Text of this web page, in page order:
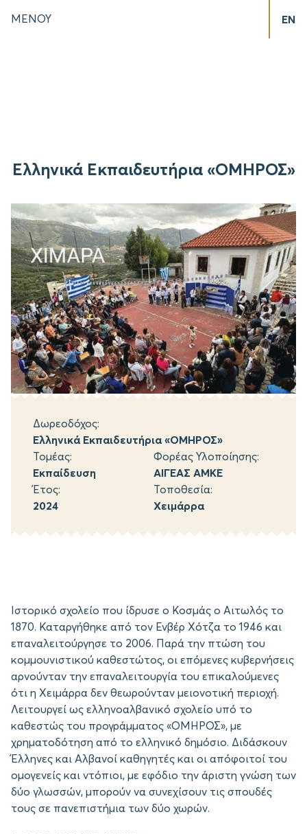
ΜΕΝΟΥ EN
Ελληνικά Εκπαιδευτήρια «ΟΜΗΡΟΣ»
Δωρεοδόχος:
Ελληνικά Εκπαιδευτήρια «ΟΜΗΡΟΣ»
Τομέας:
Εκπαίδευση
Φορέας Υλοποίησης:
ΑΙΓΕΑΣ ΑΜΚΕ
Έτος:
2024
Τοποθεσία:
Χειμάρρα
Ιστορικό σχολείο που ίδρυσε ο Κοσμάς ο Αιτωλός το
1870. Καταργήθηκε από τον Ενβέρ Χότζα το 1946 και
επαναλειτούργησε το 2006. Παρά την πτώση του
κομμουνιστικού καθεστώτος, οι επόμενες κυβερνήσεις
αρνούνταν την επαναλειτουργία του επικαλούμενες
ότι η Χειμάρρα δεν θεωρούνταν μειονοτική περιοχή.
Λειτουργεί ως ελληνοαλβανικό σχολείο υπό το
καθεστώς του προγράμματος «ΟΜΗΡΟΣ», με
χρηματοδότηση από το ελληνικό δημόσιο. Διδάσκουν
Έλληνες και Αλβανοί καθηγητές και οι απόφοιτοί του
ομογενείς και ντόπιοι, με εφόδιο την άριστη γνώση των
δύο γλωσσών, μπορούν να συνεχίσουν τις σπουδές
τους σε πανεπιστήμια των δύο χωρών.